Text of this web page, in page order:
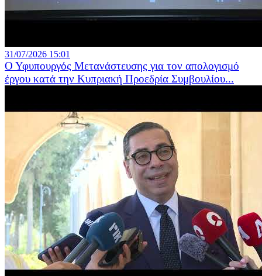
31/07/2026 15:01
Ο Υφυπουργός Μετανάστευσης για τον απολογισμό
έργου κατά την Κυπριακή Προεδρία Συμβουλίου...